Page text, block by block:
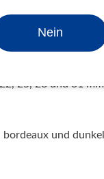
sehr hochwertig,
25, 28 und 31
und
Nein